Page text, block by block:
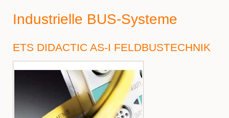
Industrielle BUS-Systeme
ETS DIDACTIC AS-I FELDBUSTECHNIK